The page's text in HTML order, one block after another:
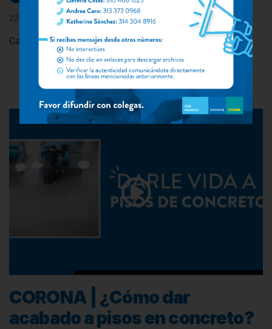
22 septiembre, 2025
Campeón Liga Maestra en la categoría de Drywallero…
CORONA | ¿Cómo dar
acabado a pisos en concreto?